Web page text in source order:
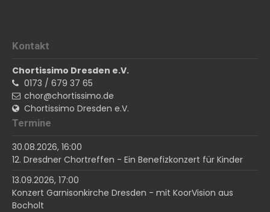
Kontakt
Chortissimo Dresden e.V.
0173 / 679 37 65
chor@chortissimo.de
Chortissimo Dresden e.V.
Termine
30.08.2026, 16:00
12. Dresdner Chortreffen - Ein Benefizkonzert für Kinder
13.09.2026, 17:00
Konzert Garnisonkirche Dresden - mit KoorVision aus
Bocholt